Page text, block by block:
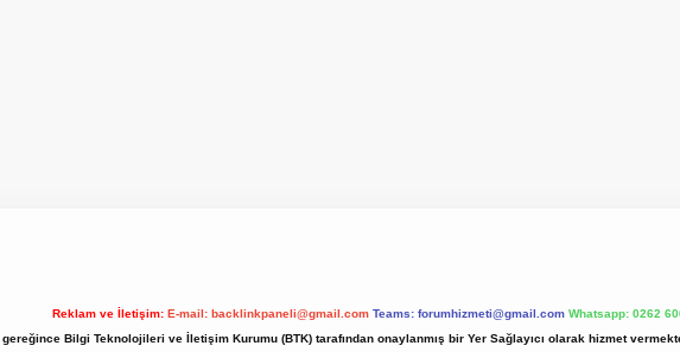
Reklam ve İletişim: E-mail: backlinkpaneli@gmail.com Teams: forumhizmeti@gmail.com Whatsapp: 0262
Bilgi Teknolojileri ve İletişim Kurumu (BTK) tarafından onaylanmış bir Yer Sağlayıcı olarak hizmet